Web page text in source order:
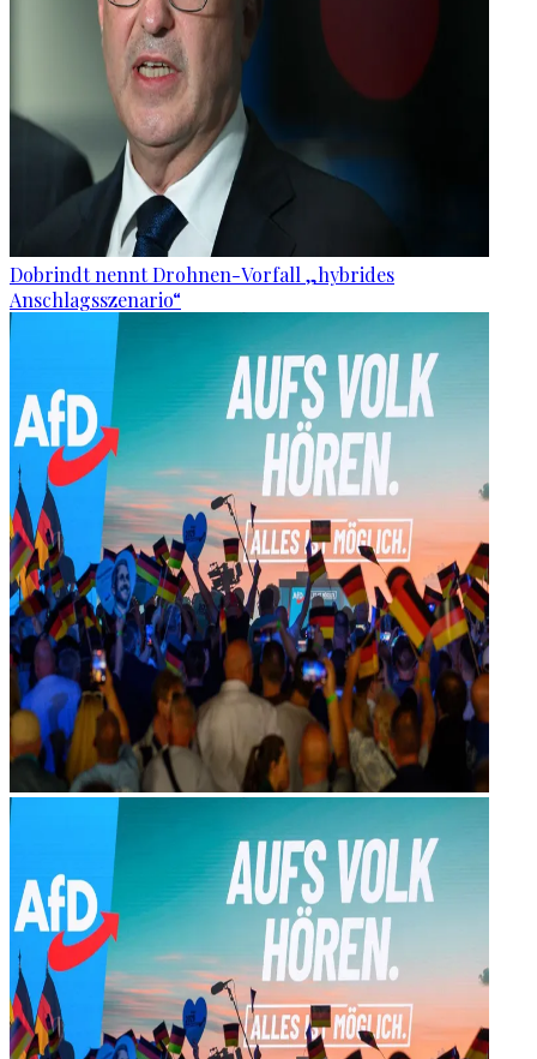
Dobrindt nennt Drohnen-Vorfall „hybrides
Anschlagsszenario“